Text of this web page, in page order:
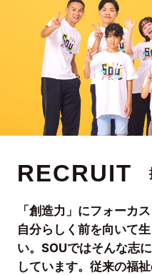
RECRUIT
「創造力」にフォーカ
自分らしく前を向いて
い。SOUではそんな志
しています。従来の福